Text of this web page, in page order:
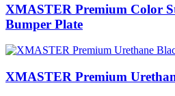
XMASTER Premium Color
Bumper Plate
XMASTER Premium